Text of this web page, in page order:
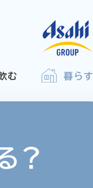
む 暮らす
HOME
ABOUT
？